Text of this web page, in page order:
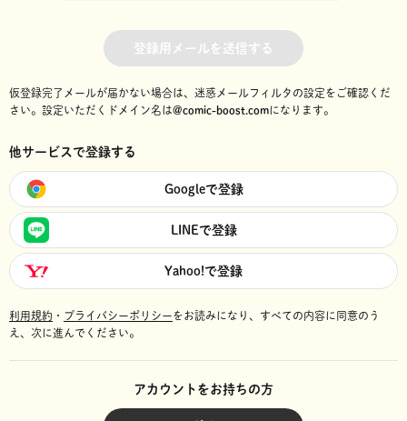
登録用メールを送信する
仮登録完了メールが届かない場合は、迷惑メールフィルタの設定をご確認くだ
さい。 設定いただくドメイン名は@comic-boost.comになります。
他サービスで登録する
Googleで登録
LINEで登録
Yahoo!で登録
利用規約 ・ プライバシーポリシーをお読みになり、 すべての内容に同意のう
え、次に進んでください。
アカウントをお持ちの方